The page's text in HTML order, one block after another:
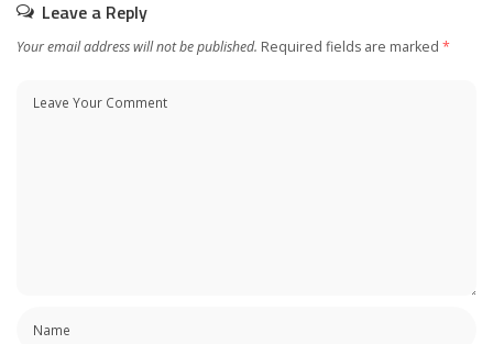
Leave a Reply
Your email address will not be published. Required fields are marked *